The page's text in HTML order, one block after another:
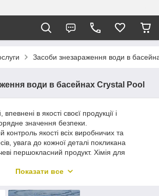
Засоби знезараження води в
води в басейнах Crystal Pool
в якості своєї продукції і
значення безпеки.
контроль якості всіх виробничих та
увага до кожної деталі покликана
першокласний продукт. Хімія для
контролю якості на відповідність
у своєму портфелі Протоколи
Показати все